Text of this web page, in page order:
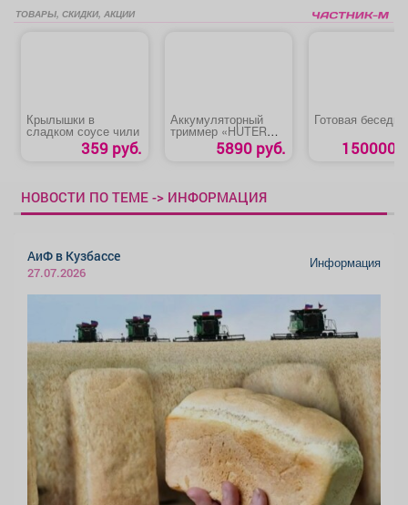
ТОВАРЫ, СКИДКИ, АКЦИИ
Крылышки в
сладком соусе чили
359 руб.
Аккумуляторный
триммер «HUTER
GET-18-2Li» (GET-20-
5890 руб.
Готовая беседка
150000
НОВОСТИ ПО ТЕМЕ -> ИНФОРМАЦИЯ
АиФ в Кузбассе
27.07.2026
Информация